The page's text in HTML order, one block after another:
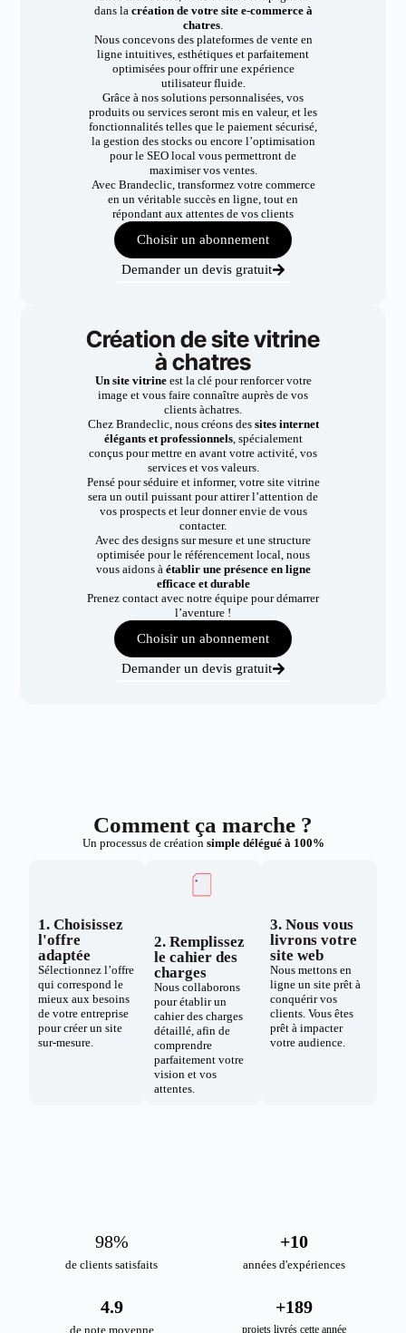
dans la création de votre site e-commerce à
chatres.
Nous concevons des plateformes de vente en
ligne intuitives, esthétiques et parfaitement
optimisées pour offrir une expérience
utilisateur fluide.
Grâce à nos solutions personnalisées, vos
produits ou services seront mis en valeur, et les
fonctionnalités telles que le paiement sécurisé,
la gestion des stocks ou encore l’optimisation
pour le SEO local vous permettront de
maximiser vos ventes.
Avec Brandeclic, transformez votre commerce
en un véritable succès en ligne, tout en
répondant aux attentes de vos clients
Choisir un abonnement
Demander un devis gratuit
Création de site vitrine
à chatres
Un site vitrineest la clé pour renforcer votre
image et vous faire connaître auprès de vos
clients àchatres.
Chez Brandeclic, nous créons dessites internet
élégants et professionnels, spécialement
conçus pour mettre en avant votre activité, vos
services et vos valeurs.
Pensé pour séduire et informer, votre site vitrine
sera un outil puissant pour attirer l’attention de
vos prospects et leur donner envie de vous
contacter.
Avec des designs sur mesure et une structure
optimisée pour le référencement local, nous
vous aidons à établir une présence en ligne
efficace et durable
Prenez contact avec notre équipe pour démarrer
l’aventure !
Choisir un abonnement
Demander un devis gratuit
Comment ça marche ?
Un processus de création simple délégué à 100%
1. Choisissez
l'offre
adaptée
Sélectionnez l’offre
qui correspond le
mieux aux besoins
de votre entreprise
pour créer un site
sur-mesure.
2. Remplissez
le cahier des
charges
Nous collaborons
pour établir un
cahier des charges
détaillé, afin de
comprendre
parfaitement votre
vision et vos
attentes.
3. Nous vous
livrons votre
site web
Nous mettons en
ligne un site prêt à
conquérir vos
clients. Vous êtes
prêt à impacter
votre audience.
de clients satisfaits
98%
années d'expériences
+10
de note moyenne
4.9
projets livrés cette année
+189